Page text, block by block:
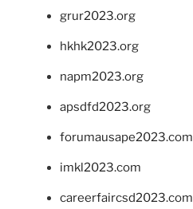
grur2023.org
hkhk2023.org
napm2023.org
apsdfd2023.org
forumausape2023.com
imkl2023.com
careerfaircsd2023.com